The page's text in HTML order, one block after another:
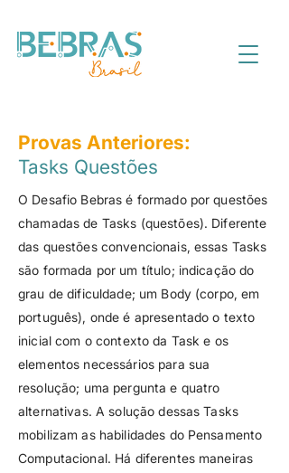
Provas Anteriores:
Tasks Questões
O Desafio Bebras é formado por questões
chamadas de Tasks (questões). Diferente
das questões convencionais, essas Tasks
são formada por um título; indicação do
grau de dificuldade; um Body (corpo, em
português), onde é apresentado o texto
inicial com o contexto da Task e os
elementos necessários para sua
resolução; uma pergunta e quatro
alternativas. A solução dessas Tasks
mobilizam as habilidades do Pensamento
Computacional. Há diferentes maneiras